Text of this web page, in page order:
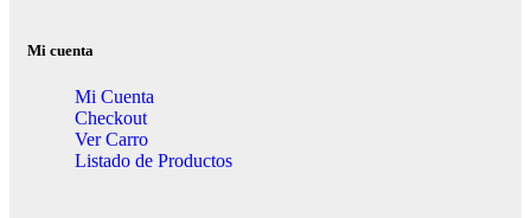
Mi cuenta
Mi Cuenta
Checkout
Ver Carro
Listado de Productos